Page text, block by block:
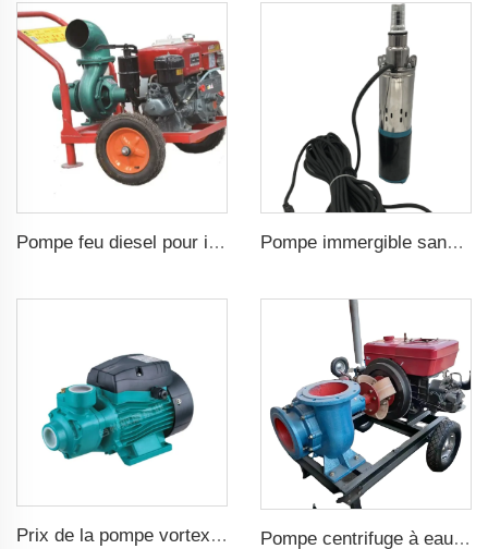
Pompe feu diesel pour irrigation agricole Pompe immergible sans balais DC48v Tête de 75m Pompe à vis solaire pour irrigation agricole
Prix de la pompe vortex électrique série QB domestique 0,37 kW 0,5 CV QB60 Pompe centrifuge à eau diesel haute pression pour l'irrigation agricole